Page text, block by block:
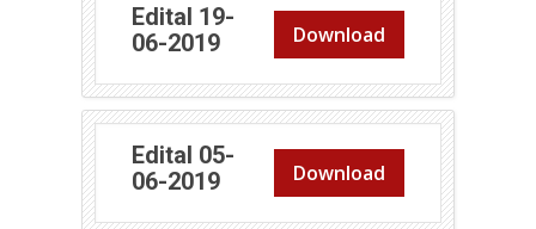
Edital 19-
06-2019(abre em nova janela)
Download
Edital 05-
06-2019(abre em nova janela)
Download